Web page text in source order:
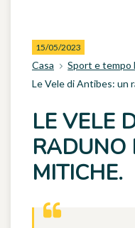
15/05/2023
Casa
Sport e tempo
Le Vele di Antibes: un
LE VELE
RADUNO
MITICHE.